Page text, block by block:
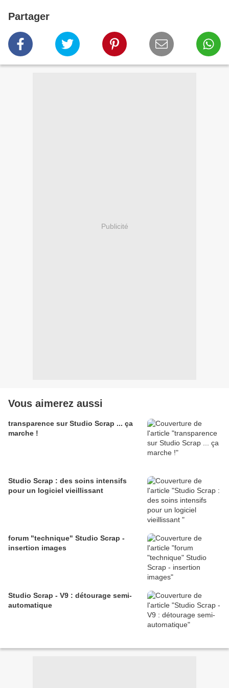
Partager
Publicité
Vous aimerez aussi
transparence sur Studio Scrap ... ça
marche !
Studio Scrap : des soins intensifs
pour un logiciel vieillissant
forum "technique" Studio Scrap -
insertion images
Studio Scrap - V9 : détourage semi-
automatique